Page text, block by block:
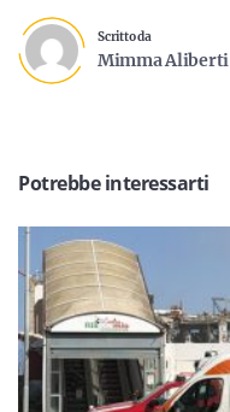
Scritto da
Mimma Aliberti
Potrebbe interessarti